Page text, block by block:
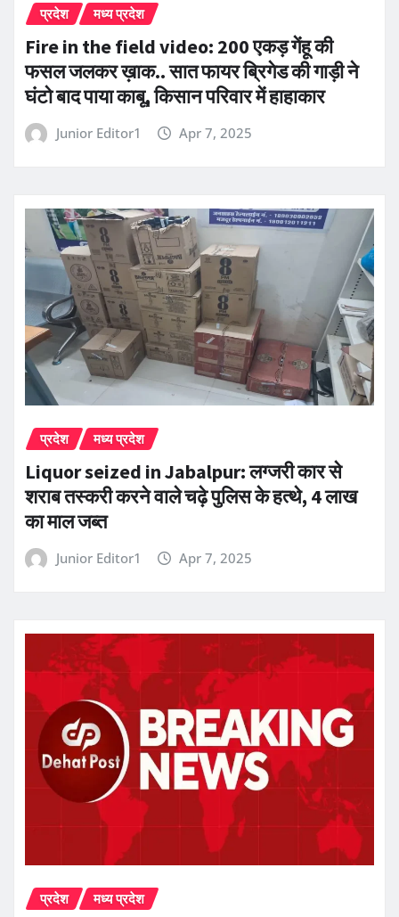
प्रदेश मध्य प्रदेश
Fire in the field video: 200 एकड़ गेंहू की
फसल जलकर ख़ाक.. सात फायर ब्रिगेड की गाड़ी ने
घंटो बाद पाया काबू, किसान परिवार में हाहाकार
Junior Editor1 Apr 7, 2025
प्रदेश मध्य प्रदेश
Liquor seized in Jabalpur: लग्जरी कार से
शराब तस्करी करने वाले चढ़े पुलिस के हत्थे, 4 लाख
का माल जब्त
Junior Editor1 Apr 7, 2025
प्रदेश मध्य प्रदेश